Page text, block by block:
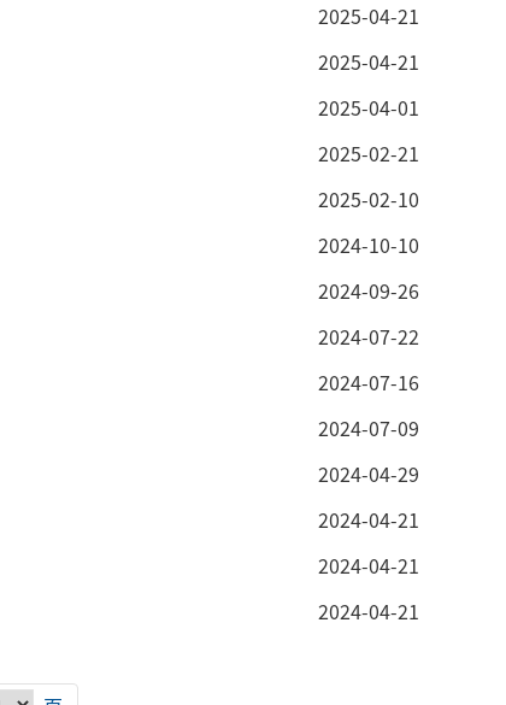
2025-04-21
2025-04-21
2025-04-01
2025-02-21
2025-02-10
2024-10-10
2024-09-26
2024-07-22
2024-07-16
2024-07-09
2024-04-29
2024-04-21
2024-04-21
2024-04-21